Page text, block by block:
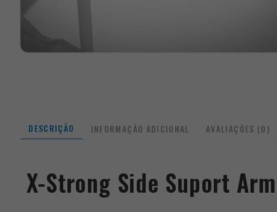
DESCRIÇÃO INFORMAÇÃO ADICIONAL AVALIAÇÕES (0)
X-Strong Side Suport Arm